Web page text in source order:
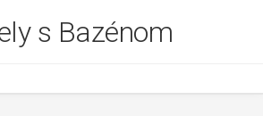
s Bazénom